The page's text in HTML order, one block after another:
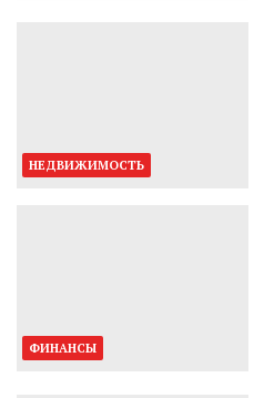
НЕДВИЖИМОСТЬ
ФИНАНСЫ